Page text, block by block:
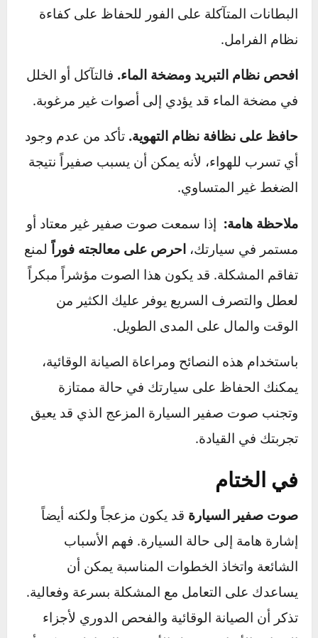
الصيانة الدورية.
أو المرتخية تعتبر سبباً شائعاً لأصوات الصفير. إذا
لاحظت أي علامات تآكل أو تشققات، استبدل
الحزام فوراً. يمكنك أيضاً استخدام مادة تشحيم
خاصة للأحزمة لمنع الاحتكاك.
نظف بطانات الفرامل بانتظام.
غبار أو أوساخ عليها، حيث إن تراكمها يمكن أن يؤدي
إلى صفير مزعج عند الفرملة. يفضل أيضاً استبدال
البطانات المتآكلة على الفور للحفاظ على كفاءة
نظام الفرامل.
في مضخة الماء قد يؤدي إلى أصوات غير مرغوبة.
حافظ على نظافة نظام التهوية.تأكد من عدم وجود
أي تسرب للهواء، لأنه يمكن أن يسبب صفيراً نتيجة
الضغط غير المتساوي.
إذا سمعت صوت صفير غير معتاد أو
مستمر في سيارتك،احرص على معالجته فوراً
تفاقم المشكلة. قد يكون هذا الصوت مؤشراً مبكراً
لعطل والتصرف السريع يوفر عليك الكثير من
الوقت والمال على المدى الطويل.